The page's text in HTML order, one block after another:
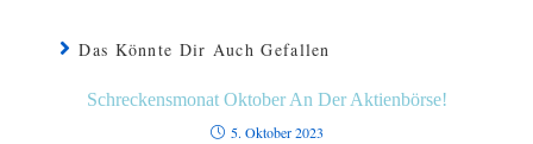
Das Könnte Dir Auch Gefallen
Schreckensmonat Oktober An Der Aktienbörse!
5. Oktober 2023